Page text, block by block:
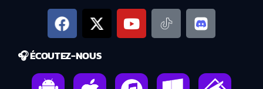
🎧 ÉCOUTEZ-NOUS